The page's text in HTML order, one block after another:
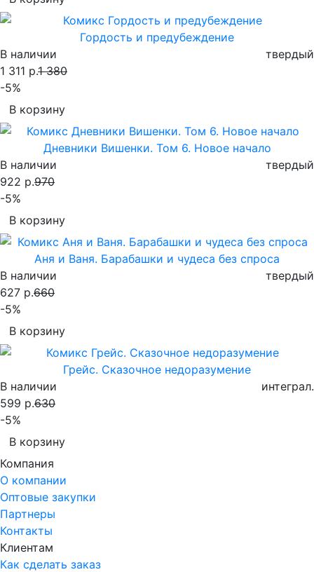
Гордость и предубеждение
В наличии
твердый
1 311 р.1 380
-5%
В корзину
Дневники Вишенки. Том 6. Новое начало
В наличии
твердый
922 р.970
-5%
В корзину
Аня и Ваня. Барабашки и чудеса без спроса
В наличии
твердый
627 р.660
-5%
В корзину
Грейс. Сказочное недоразумение
В наличии
интеграл.
599 р.630
-5%
В корзину
Компания
О компании
Оптовые закупки
Партнеры
Контакты
Клиентам
Как сделать заказ